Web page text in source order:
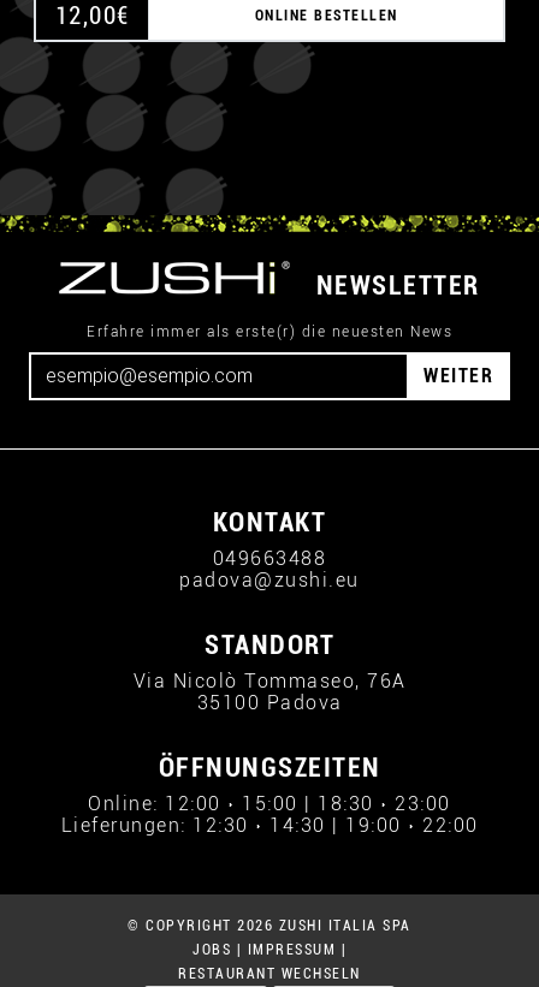
12,00€ ONLINE BESTELLEN
NEWSLETTER
Erfahre immer als erste(r) die neuesten News
WEITER
KONTAKT
049663488
padova@zushi.eu
STANDORT
Via Nicolò Tommaseo, 76A
35100 Padova
ÖFFNUNGSZEITEN
Online: 12:00 › 15:00 | 18:30 › 23:00
Lieferungen: 12:30 › 14:30 | 19:00 › 22:00
© COPYRIGHT 2026 ZUSHI ITALIA SPA
JOBS
IMPRESSUM
RESTAURANT WECHSELN